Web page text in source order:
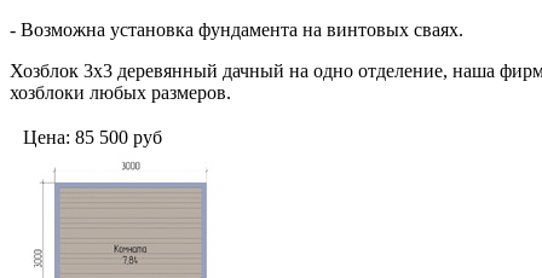
- Возможна установка фундамента на винтовых сваях.
Хозблок 3х3 деревянный дачный на одно отделение, наша
хозблоки любых размеров.
Цена: 85 500 руб